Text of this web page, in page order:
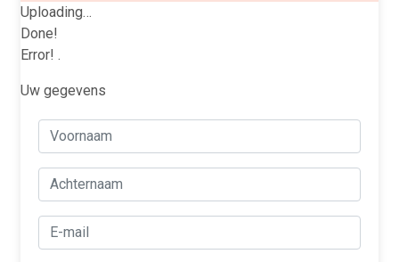
Uploading…
Done!
Error! .
Uw gegevens